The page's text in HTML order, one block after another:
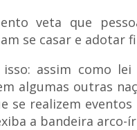
veta que
se casar e adotar
isso: assim como
algumas outras
se realizem eventos
a bandeira arco-